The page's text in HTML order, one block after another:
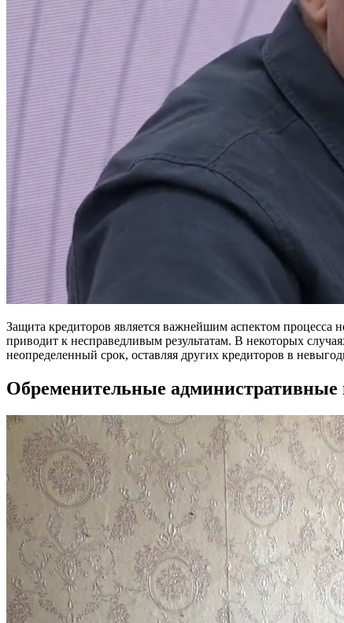
Защита кредиторов является важнейшим аспектом процесса
приводит к несправедливым результатам. В некоторых
неопределенный срок, оставляя других кредиторов в
Обременительные административные